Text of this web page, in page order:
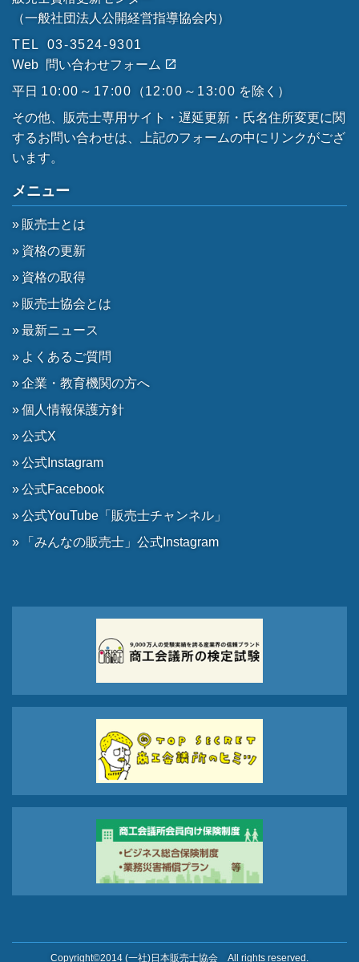
（一般社団法人公開経営指導協会内）
TEL
03-3524-9301
Web
問い合わせフォーム
平日 10:00～17:00 （12:00～13:00 を除く）
その他、販売士専用サイト・遅延更新・氏名住所変更に関
するお問い合わせは、上記のフォームの中にリンクがござ
います。
メニュー
販売士とは
資格の更新
資格の取得
販売士協会とは
最新ニュース
よくあるご質問
企業・教育機関の方へ
個人情報保護方針
公式X
公式Instagram
公式Facebook
公式YouTube「販売士チャンネル」
「みんなの販売士」公式Instagram
Copyright©2014 (一社)日本販売士協会 All rights reserved.